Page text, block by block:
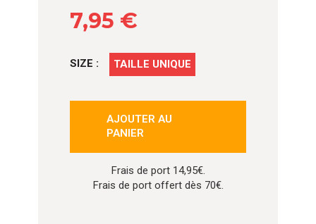
7,95 €
SIZE : TAILLE UNIQUE
AJOUTER AU
PANIER
Frais de port 14,95€.
Frais de port offert dès 70€.